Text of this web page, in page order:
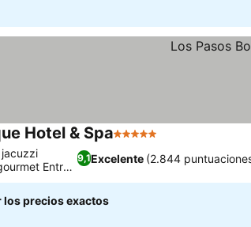
Hotel & Spa5 Estrellas
9,1Excelente (2.844
Entre
los precios exactos